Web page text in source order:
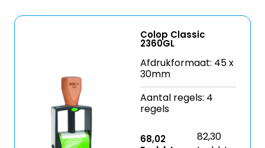
Colop Classic
2360GL
Afdrukformaat: 45 x
30mm
Aantal regels: 4
regels
68,02
82,30